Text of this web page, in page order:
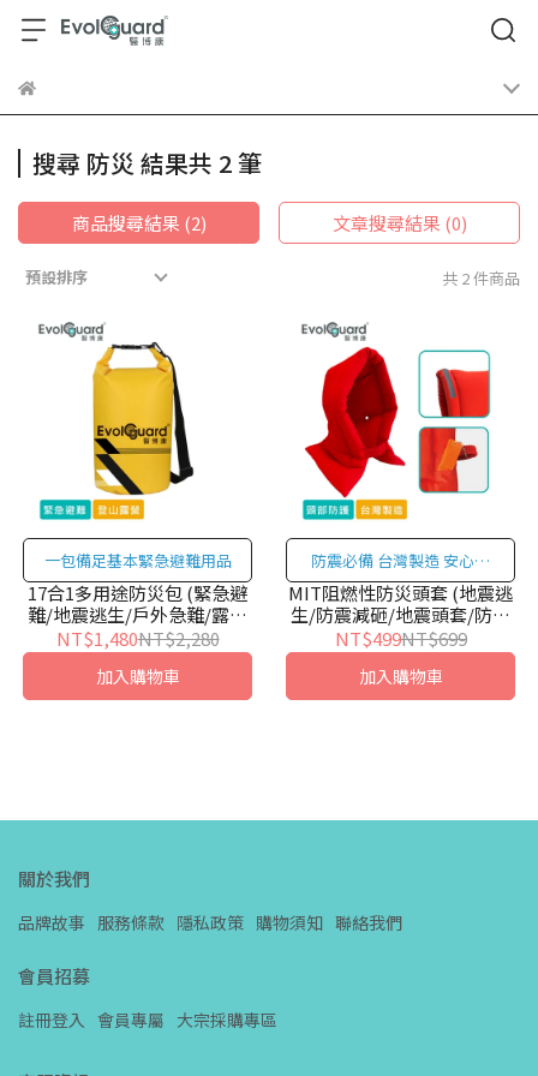
搜尋 防災 結果共 2 筆
商品搜尋結果 (2) 文章搜尋結果 (0)
預設排序 共 2 件商品
一包備足基本緊急避難用品
17合1多用途防災包 (緊急避
難/地震逃生/戶外急難/露營
登山)
NT$1,480NT$2,280
加入購物車
防震必備 台灣製造 安心品
質
MIT阻燃性防災頭套 (地震逃
生/防震減砸/地震頭套/防災
帽)
NT$499NT$699
加入購物車
關於我們
品牌故事 服務條款 隱私政策 購物須知 聯絡我們
會員招募
註冊登入 會員專屬 大宗採購專區